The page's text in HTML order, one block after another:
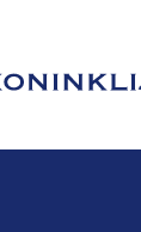
Koninklijk Huis